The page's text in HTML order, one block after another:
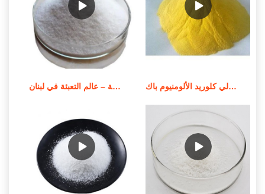
محطة معالجة المياه المدمجة – عالم التعبئة في لبنان سعر بيع عوامل معالجة المياه بولي كلوريد الألومنيوم باك